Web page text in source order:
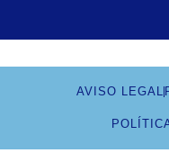
AVISO LEGAL